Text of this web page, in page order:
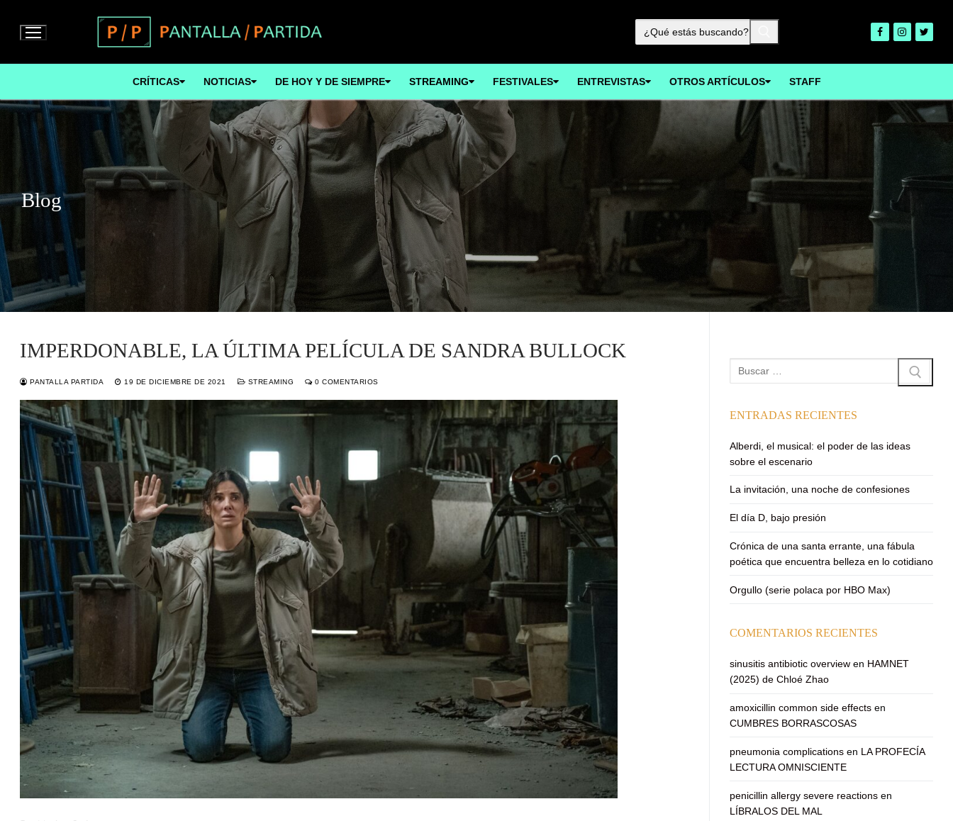
contenido
Buscar:
CRÍTICAS NOTICIAS DE HOY Y DE SIEMPRE STREAMING FESTIVALES ENTREVISTAS OTROS ARTÍCULOS STAFF
Blog
IMPERDONABLE, LA ÚLTIMA PELÍCULA DE SANDRA BULLOCK
PANTALLA PARTIDA 19 DE DICIEMBRE DE 2021 STREAMING 0 COMENTARIOS
Buscar:
ENTRADAS RECIENTES
Alberdi, el musical: el poder de las ideas
sobre el escenario
La invitación, una noche de confesiones
El día D, bajo presión
Crónica de una santa errante, una fábula
poética que encuentra belleza en lo cotidiano
Orgullo (serie polaca por HBO Max)
COMENTARIOS RECIENTES
sinusitis antibiotic overview en HAMNET
(2025) de Chloé Zhao
amoxicillin common side effects en
CUMBRES BORRASCOSAS
pneumonia complications en LA PROFECÍA
LECTURA OMNISCIENTE
penicillin allergy severe reactions en
LÍBRALOS DEL MAL